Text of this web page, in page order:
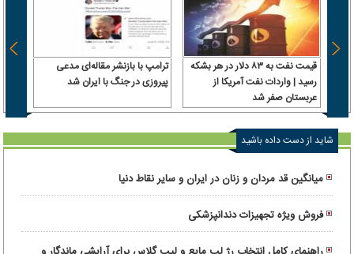
قیمت نفت به ۸۳ دلار در هر بشکه
رسید | واردات نفت آمریکا از
عربستان صفر شد
ترامپ با بازنشر مقاله‌ای مدعی
پیروزی در جنگ با ایران شد
شاید از دست داده باشید
میانگین قد مردان و زنان در ایران و سایر نقاط دنیا
فروش ویژه تجهیزات دندانپزشکی